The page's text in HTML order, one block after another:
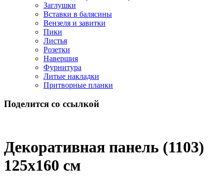
Заглушки
Вставки в балясины
Вензеля и завитки
Пики
Листья
Розетки
Навершия
Фурнитура
Литые накладки
Притворные планки
Поделится со ссылкой
Декоративная панель (1103)
125x160 cм